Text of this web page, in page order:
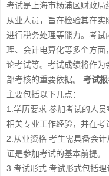
考试是上海市杨浦区财政
从业人员，旨在检验其在实
进行税务处理等能力。考试
理、会计电算化等多个方面
论考试等。考试成绩将作为
部考核的重要依据。 考试
主要包括以下几点：
1.学历要求 参加考试的人
相关专业工作经验，并在考
2.从业资格 考生需具备会
证是参加考试的基本前提。
3.考试形式 考试形式包括